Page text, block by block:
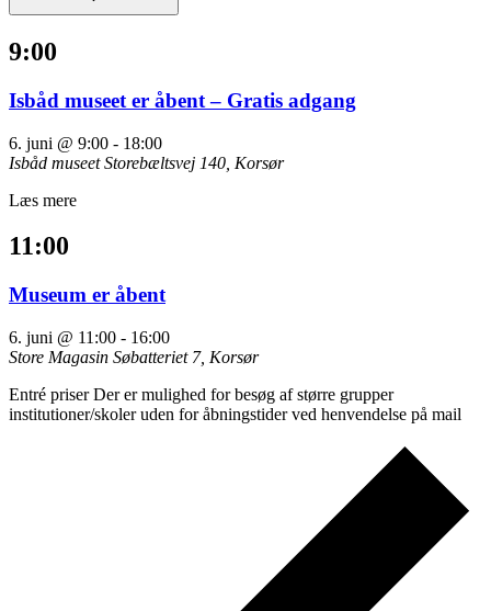
9:00
Isbåd museet er åbent – Gratis adgang
6. juni @ 9:00 - 18:00
Isbåd museetStorebæltsvej 140, Korsør
Læs mere
11:00
Museum er åbent
6. juni @ 11:00 - 16:00
Store Magasin Søbatteriet 7, Korsør
Entré priser Der er mulighed for besøg af større grupper
institutioner/skoler uden for åbningstider ved henvendelse på mail